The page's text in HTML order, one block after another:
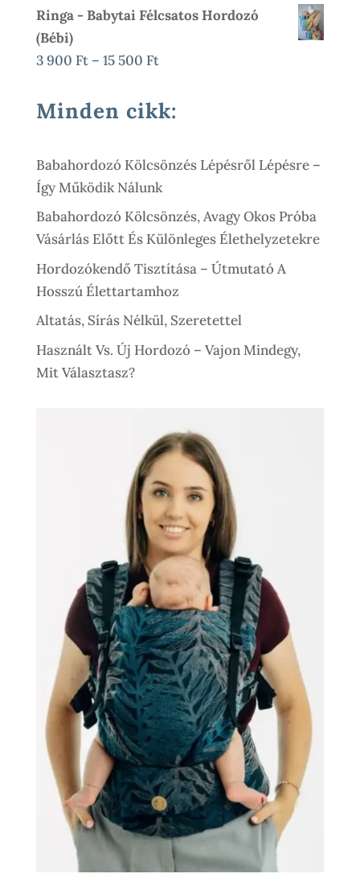
Was:
000 Ft.
Is:
900 Ft.
Ringa - Babytai Félcsatos Hordozó
(bébi)
3 900 Ft – 15 500 FtÁrtartomány:
900 Ft
500 Ft
Minden cikk:
Babahordozó Kölcsönzés Lépésről Lépésre –
Így Működik Nálunk
Babahordozó Kölcsönzés, Avagy Okos Próba
Vásárlás Előtt És Különleges Élethelyzetekre
Hordozókendő Tisztítása – Útmutató A
Hosszú Élettartamhoz
Altatás, Sírás Nélkül, Szeretettel
Használt Vs. Új Hordozó – Vajon Mindegy,
Mit Választasz?